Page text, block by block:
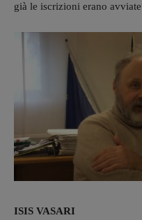
già le iscrizioni erano
ISIS VASARI